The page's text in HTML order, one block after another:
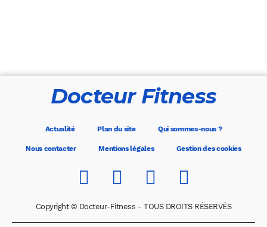
Docteur Fitness
Actualité Plan du site Qui sommes-nous ?
Nous contacter Mentions légales Gestion des cookies
Copyright © Docteur-Fitness - TOUS DROITS RÉSERVÉS